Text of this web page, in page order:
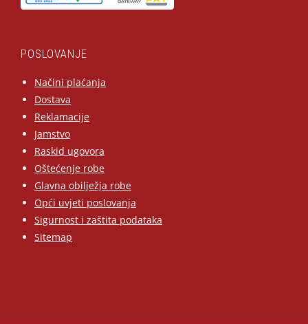
POSLOVANJE
Načini plaćanja
Dostava
Reklamacije
Jamstvo
Raskid ugovora
Oštećenje robe
Glavna obilježja robe
Opći uvjeti poslovanja
Sigurnost i zaštita podataka
Sitemap